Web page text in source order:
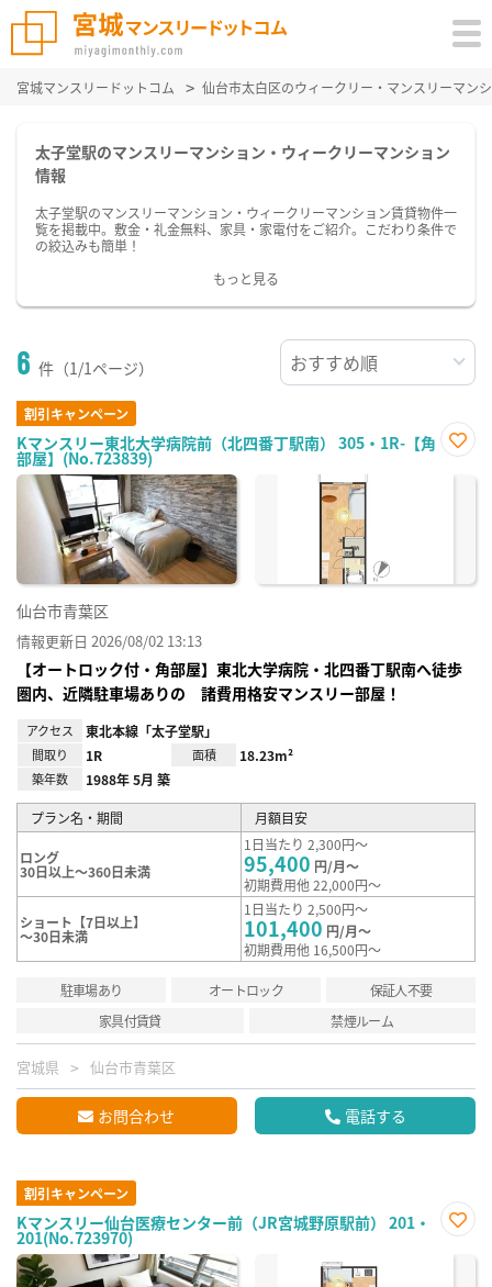
宮城マンスリードットコム 仙台市太白区のウィークリー・マンスリーマン
太子堂駅のマンスリーマンション・ウィークリーマンション
情報
太子堂駅のマンスリーマンション・ウィークリーマンション賃貸物件一
覧を掲載中。敷金・礼金無料、家具・家電付をご紹介。こだわり条件で
の絞込みも簡単！
もっと見る
6 件（1/1ページ）
割引キャンペーン
Kマンスリー東北大学病院前（北四番丁駅南） 305・1R-【角
部屋】(No.723839)
に入
仙台市青葉区
情報更新日 2026/08/02 13:13
【オートロック付・角部屋】東北大学病院・北四番丁駅南へ徒歩
圏内、近隣駐車場ありの 諸費用格安マンスリー部屋！
アクセス 東北本線「太子堂駅」
間取り 1R 面積 18.23m²
築年数 1988年 5月 築
プラン名・期間 月額目安
ロング
30日以上～360日未満
1日当たり 2,300円～
95,400 円/月～
初期費用他 22,000円～
ショート【7日以上】
～30日未満
1日当たり 2,500円～
101,400 円/月～
初期費用他 16,500円～
駐車場あり オートロック
保証人不要
家具付賃貸
禁煙ルーム
宮城県 仙台市青葉区
お問合わせ 電話する
割引キャンペーン
Kマンスリー仙台医療センター前（JR宮城野原駅前） 201・
201(No.723970)
に入